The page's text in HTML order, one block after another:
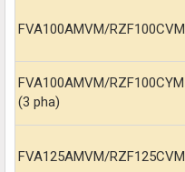
FVA100AMVM/RZF100CVM
FVA100AMVM/RZF100CYM
(3 pha)
FVA125AMVM/RZF125CVM